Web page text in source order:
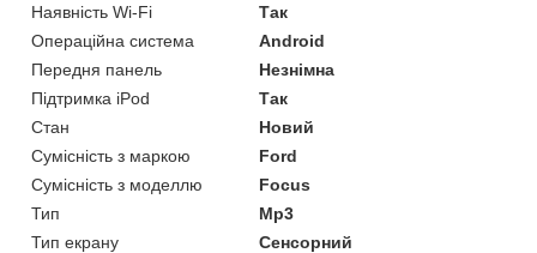
Наявність Wi-Fi
Так
Операційна система
Android
Передня панель
Незнімна
Підтримка iPod
Так
Стан
Новий
Сумісність з маркою
Ford
Сумісність з моделлю
Focus
Тип
Mp3
Тип екрану
Сенсорний